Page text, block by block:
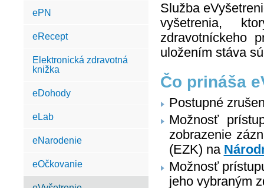
ePN
eRecept
Elektronická zdravotná
knižka
eDohody
eLab
eNarodenie
eOčkovanie
Služba
vyšetrenia,
zdravotníckeho
uložením stáva
Čo prináša
Postupné
Možnosť
zobrazenie
(EZK) na
Možnosť
jeho vybraným